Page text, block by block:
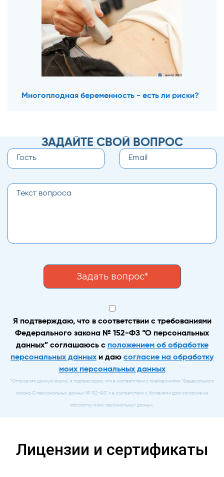
Многоплодная беременность - есть ли риски?
ЗАДАЙТЕ СВОЙ ВОПРОС
Имя
*
Email
*
Текст
данные
Я подтверждаю, что в соответствии с требованиями
Федерального закона № 152-ФЗ “О персональных
данных” соглашаюсь с положением об обработке
персональных данных и даю согласие на обработку
моих персональных данных
*Отправляя данную форму, я подтверждаю, что в соответствии с требованиями “Федерального
закона О персональных данных № 152-ФЗ” и в соответствии с Условиями даю согласие на
обработку моих персональных данных.
Лицензии и сертификаты